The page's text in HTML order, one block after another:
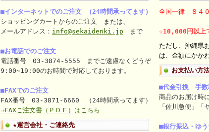
■インターネットでのご注文 （24時間承ってます）
ショッピングカートからのご注文 または、
メールアドレス： info@sekaidenki.jp まで
■お電話でのご注文
電話番号 03-3874-5555 までご遠慮なくどうぞ
9:00~19:00のお時間で対応しております。
■FAXでのご注文
FAX番号 03-3871-6660 （24時間承ってます）
⇒FAXご注文書（ＰＤＦ）はこちら
★運営会社・ご連絡先
全国一律 ８４
☆10,000円以上
ただし、沖縄県
は、金額にかか
お支払い方
■代金引換 手数
商品のお届け時
「佐川急便」「
■銀行振込・ゆ